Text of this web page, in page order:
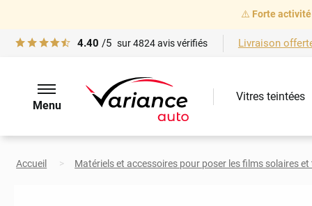
⚠️ Forte activité
4.40 /5 sur4824avis vérifiés Livraison
Menu
Vitres teintées
Accueil Matériels et accessoires pour poser les films solaires